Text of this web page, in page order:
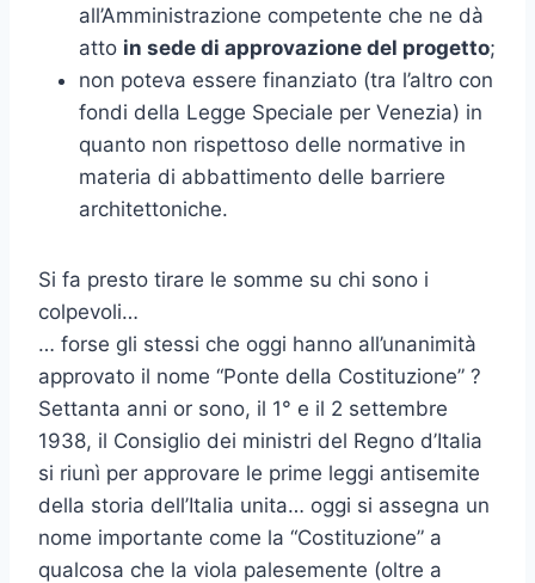
all’Amministrazione competente che ne dà
atto in sede di approvazione del progetto;
non poteva essere finanziato (tra l’altro con
fondi della Legge Speciale per Venezia) in
quanto non rispettoso delle normative in
materia di abbattimento delle barriere
architettoniche.
Si fa presto tirare le somme su chi sono i
colpevoli…
… forse gli stessi che oggi hanno all’unanimità
approvato il nome “Ponte della Costituzione” ?
Settanta anni or sono, il 1° e il 2 settembre
1938, il Consiglio dei ministri del Regno d’Italia
si riunì per approvare le prime leggi antisemite
della storia dell’Italia unita… oggi si assegna un
nome importante come la “Costituzione” a
qualcosa che la viola palesemente (oltre a